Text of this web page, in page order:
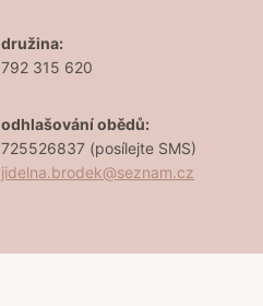
družina:
792 315 620
odhlašování obědů:
725526837 (posílejte SMS)
jidelna.brodek@seznam.cz